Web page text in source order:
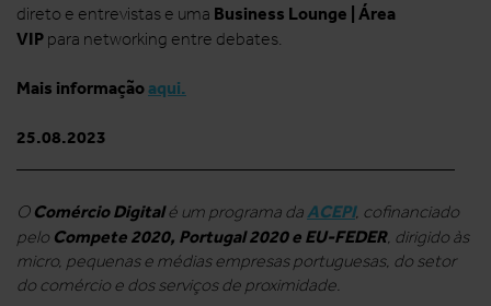
direto e entrevistas e uma Business Lounge | Área
VIP para networking entre debates.
Mais informaçãoaqui.
25.08.2023
OComércio Digitalé um programa daACEPI, cofinanciado
pelo Compete 2020, Portugal 2020 e EU-FEDER, dirigido às
micro, pequenas e médias empresas portuguesas, do setor
do comércio e dos serviços de proximidade.